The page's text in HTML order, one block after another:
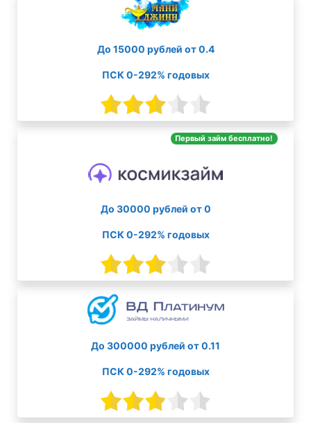
До 15000 рублей от 0.4
ПСК 0-292% годовых
Первый займ бесплатно!
До 30000 рублей от 0
ПСК 0-292% годовых
До 300000 рублей от 0.11
ПСК 0-292% годовых